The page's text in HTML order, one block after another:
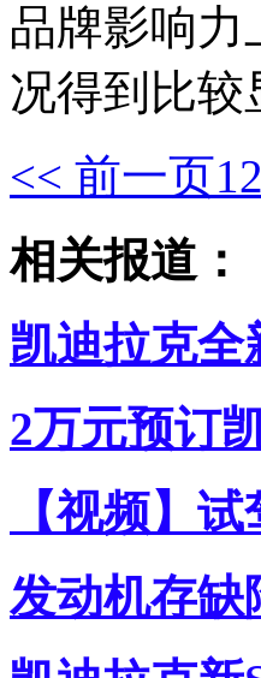
品牌影响力
况得到比较
<< 前一页12
相关报道：
凯迪拉克全
2万元预订
【视频】
发动机存缺